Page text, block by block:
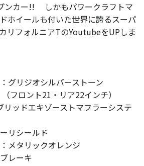
ンカー!!
しかもパワークラフトマ
ホイールも付いた世界に誇るスーパ
リフォルニアTのYoutubeをUPしま
グリジオシルバーストーン
フロント21・リア22インチ）
ッドエキゾーストマフラーシステ
リシールド
メタリックオレンジ
レーキ